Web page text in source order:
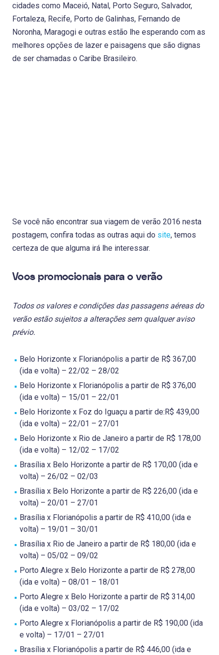
cidades como Maceió, Natal, Porto Seguro, Salvador,
Fortaleza, Recife, Porto de Galinhas, Fernando de
Noronha, Maragogi e outras estão lhe esperando com as
melhores opções de lazer e paisagens que são dignas
de ser chamadas o Caribe Brasileiro.
Se você não encontrar sua viagem de verão 2016 nesta
postagem, confira todas as outras aqui do site, temos
certeza de que alguma irá lhe interessar.
Voos promocionais para o verão
Todos os valores e condições das passagens aéreas do
verão estão sujeitos a alterações sem qualquer aviso
prévio.
Belo Horizonte x Florianópolis a partir de R$ 367,00
(ida e volta) – 22/02 – 28/02
Belo Horizonte x Florianópolis a partir de R$ 376,00
(ida e volta) – 15/01 – 22/01
Belo Horizonte x Foz do Iguaçu a partir de:R$ 439,00
(ida e volta) – 22/01 – 27/01
Belo Horizonte x Rio de Janeiro a partir de R$ 178,00
(ida e volta) – 12/02 – 17/02
Brasília x Belo Horizonte a partir de R$ 170,00 (ida e
volta) – 26/02 – 02/03
Brasília x Belo Horizonte a partir de R$ 226,00 (ida e
volta) – 20/01 – 27/01
Brasília x Florianópolis a partir de R$ 410,00 (ida e
volta) – 19/01 – 30/01
Brasília x Rio de Janeiro a partir de R$ 180,00 (ida e
volta) – 05/02 – 09/02
Porto Alegre x Belo Horizonte a partir de R$ 278,00
(ida e volta) – 08/01 – 18/01
Porto Alegre x Belo Horizonte a partir de R$ 314,00
(ida e volta) – 03/02 – 17/02
Porto Alegre x Florianópolis a partir de R$ 190,00 (ida
e volta) – 17/01 – 27/01
Brasília x Florianópolis a partir de R$ 446,00 (ida e